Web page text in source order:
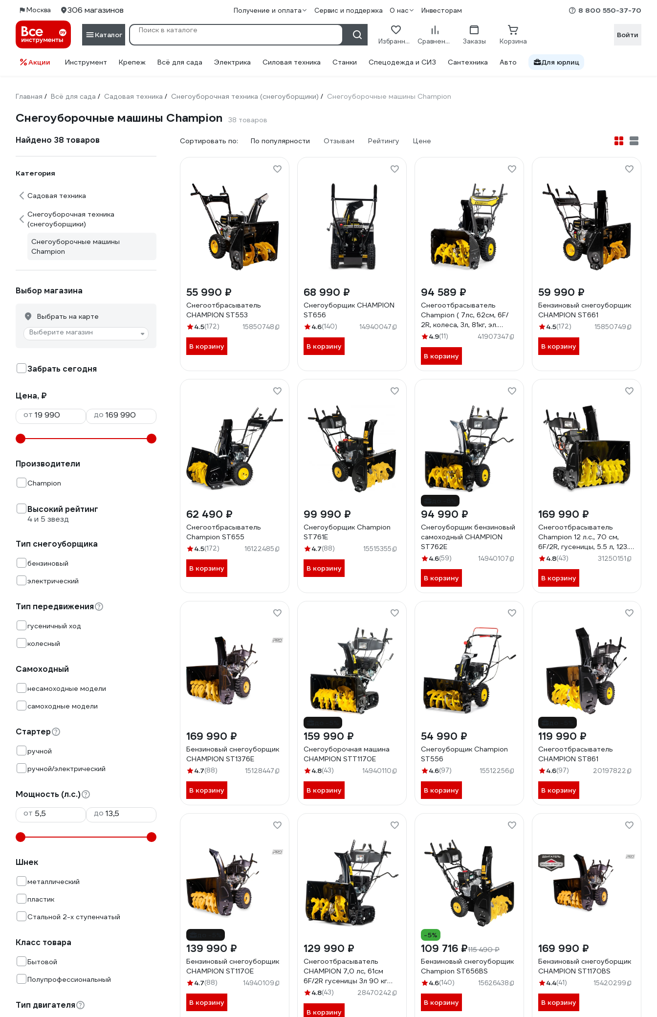
Москва 306 магазинов Получение и оплата Сервис и поддержка О нас Инвесторам 8 800 550-37-70
Каталог
Избранное Сравнение Заказы Корзина
Войти
Акции Инструмент Крепеж Всё для сада Электрика Силовая техника Станки Спецодежда и СИЗ Сантехника Авто Для юрлиц
Главная / Всё для сада / Садовая техника / Снегоуборочная техника (снегоуборщики) / Снегоуборочные машины Champion
Снегоуборочные машины Champion 38 товаров
Найдено 38 товаров
Категория
Садовая техника
Снегоуборочная техника
(снегоуборщики)
Снегоуборочные машины
Champion
Выбор магазина
Выбрать на карте
Выберите магазин
Забрать сегодня
Цена, ₽
от
до
Производители
Champion
Высокий рейтинг
4 и 5 звезд
Тип снегоуборщика
бензиновый
электрический
Тип передвижения
гусеничный ход
колесный
Самоходный
несамоходные модели
самоходные модели
Стартер
ручной
ручной/электрический
Мощность (л.с.)
от
до
Шнек
металлический
пластик
Стальной 2-х ступенчатый
Класс товара
Бытовой
Полупрофессиональный
Тип двигателя
Сортировать по: По популярности Отзывам Рейтингу Цене
55 990 ₽
Снегоотбрасыватель
CHAMPION ST553
4.5(172) 15850748
В корзину
68 990 ₽
Снегоуборщик CHAMPION
ST656
4.6(140) 14940047
В корзину
94 589 ₽
Снегоотбрасыватель
Champion ( 7лс, 62см, 6F/
2R, колеса, 3л, 81кг, эл.
стартер, фары, обогрев
4.9(11) 41907347
В корзину
59 990 ₽
Бензиновый снегоуборщик
CHAMPION ST661
4.5(172) 15850749
В корзину
62 490 ₽
Снегоотбрасыватель
Champion ST655
4.5(172) 16122485
В корзину
99 990 ₽
Снегоуборщик Champion
ST761E
4.7(88) 15515355
В корзину
94 990 ₽
Снегоуборщик бензиновый
самоходный CHAMPION
ST762E
4.6(59) 14940107
В корзину
169 990 ₽
Снегоотбрасыватель
Champion 12 л.с., 70 см,
6F/2R, гусеницы, 5.5 л, 123.5
кг, эл.старт, фара, обогрев,
4.8(43) 31250151
В корзину
169 990 ₽
Бензиновый снегоуборщик
CHAMPION ST1376E
4.7(88) 15128447
В корзину
159 990 ₽
Снегоуборочная машина
CHAMPION STT1170E
4.8(43) 14940110
В корзину
54 990 ₽
Снегоуборщик Champion
ST556
4.6(97) 15512256
В корзину
119 990 ₽
Снегоотбрасыватель
CHAMPION ST861
4.6(97) 20197822
В корзину
139 990 ₽
Бензиновый снегоуборщик
CHAMPION ST1170E
4.7(88) 14940109
В корзину
129 990 ₽
Снегоотбрасыватель
CHAMPION 7,0 лс, 61см
6F/2R гусеницы 3л 90 кг
электростартер, фара,
4.8(43) 28470242
В корзину
-5%
109 716 ₽115 490 ₽
Бензиновый снегоуборщик
Champion ST656BS
4.6(140) 15626438
В корзину
169 990 ₽
Бензиновый снегоуборщик
CHAMPION ST1170BS
4.4(41) 15420299
В корзину